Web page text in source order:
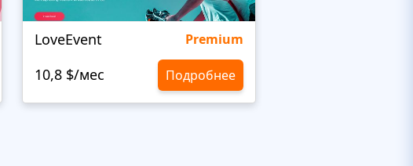
LoveEvent Premium
10,8 $/мес Подробнее